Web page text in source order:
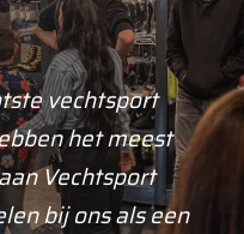
vechtsport
het meest
Vechtsport
bij ons als een